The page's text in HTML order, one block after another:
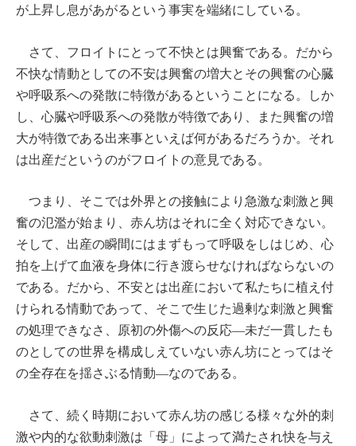
が上昇し息があがるという事実を端緒にしている。
さて、フロイトにとって不快とは興奮である。だから
不快な情動としての不安は興奮の増大とその興奮の心臓
や呼吸系への発散に特徴があるということになる。しか
し、心臓や呼吸系への発散が特徴であり、また興奮の増
大が特徴である出来事といえば何があるだろうか。それ
は出産だというのがフロイトの意見である。
つまり、そこでは外界との接触により急激な刺激と興
奮の氾濫が始まり、赤ん坊はそれに全く対応できない。
そして、出産の瞬間にはまずもって呼吸をしはじめ、心
拍を上げて血液を身体に行き渡らせなければならないの
である。だから、不安とは出産において私たちに植え付
けられる情動であって、そこで生じた過剰な刺激と興奮
の処理できなさ、原初の外傷への反応―未だ一貫したも
のとしての世界を構成しえていない赤ん坊にとってはそ
の全存在を揺さぶる情動―なのである。
さて、続く時期において赤ん坊の感じる様々な外的刺
激や内的な欲動刺激は「母」によって満たされ快を与え